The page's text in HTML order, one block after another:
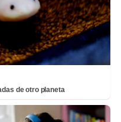
de otro planeta